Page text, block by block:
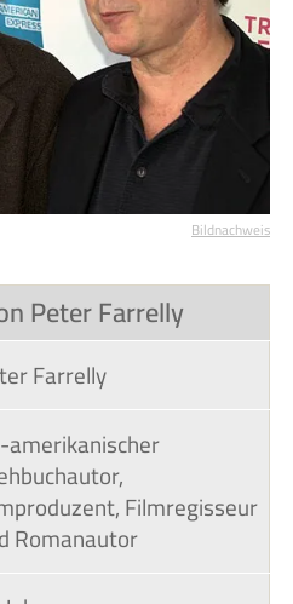
Bildnachweis
Peter Farrelly
Farrelly
amerikanischer
Filmregisseur
Romanautor